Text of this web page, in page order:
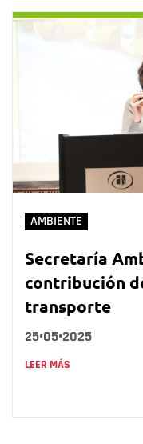
AMBIENTE
Secretaría
contribución
transporte
25•05•2025
LEER MÁS